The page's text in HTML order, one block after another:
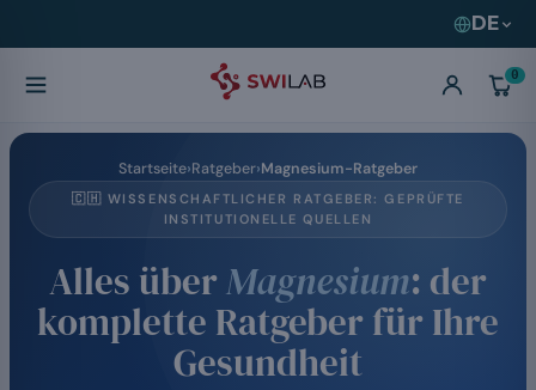
DE
0
🇨🇭 WISSENSCHAFTLICHER RATGEBER: GEPRÜFTE
INSTITUTIONELLE QUELLEN
Alles überMagnesium: der
komplette Ratgeber für Ihre
Gesundheit
Startseite Ratgeber Magnesium-Ratgeber